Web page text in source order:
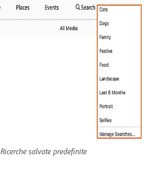
Ricerche salvate predefinite